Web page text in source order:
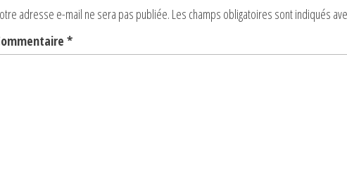
adresse e-mail ne sera pas publiée. Les champs obligatoires sont indiqués
*